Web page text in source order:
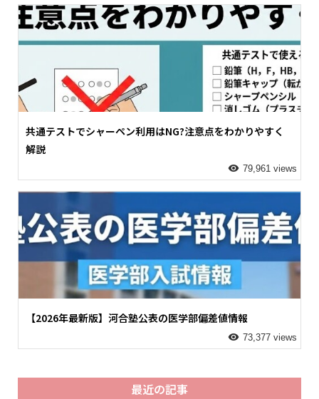
共通テストでシャーペン利用はNG?注意点をわかりやすく
解説
79,961 views
【2026年最新版】河合塾公表の医学部偏差値情報
73,377 views
最近の記事